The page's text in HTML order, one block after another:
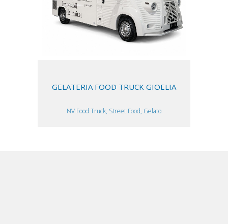
GELATERIA FOOD TRUCK GIOELIA
NV Food Truck, Street Food, Gelato